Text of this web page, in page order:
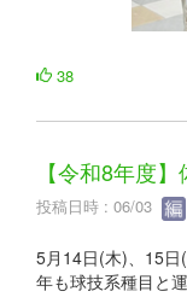
38
【令和8年度
投稿日時 : 06/03
5月14日(木)、15日
年も球技系種目と